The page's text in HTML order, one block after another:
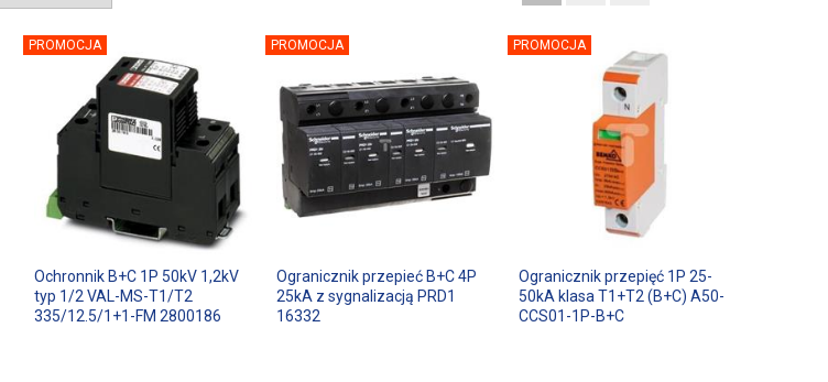
PROMOCJA
Ochronnik B+C 1P 50kV 1,2kV
typ 1/2 VAL-MS-T1/T2
335/12.5/1+1-FM 2800186
PROMOCJA
Ogranicznik przepieć B+C 4P
25kA z sygnalizacją PRD1
16332
PROMOCJA
Ogranicznik przepięć 1P 25-
50kA klasa T1+T2 (B+C) A50-
CCS01-1P-B+C